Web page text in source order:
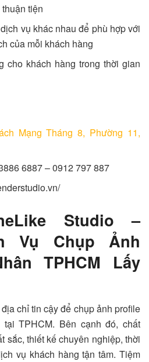
tiện
vụ khác nhau để phù hợp với
của mỗi khách hàng
cho khách hàng trong thời gian
Mạng Tháng 8, Phường 11,
6887 – 0912 797 887
Studio –
Vụ Chụp Ảnh
TPHCM Lấy
chỉ tin cậy để chụp ảnh profile
TPHCM. Bên cạnh đó, chất
sắc, thiết kế chuyên nghiệp, thời
vụ khách hàng tận tâm. Tiệm